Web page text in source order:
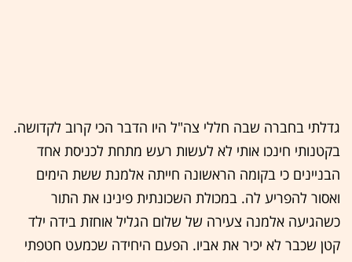
גדלתי בחברה שבה חללי צה"ל היו הדבר הכי קרוב לקדושה.
בקטנותי חינכו אותי לא לעשות רעש מתחת לכניסת אחד
הבניינים כי בקומה הראשונה חייתה אלמנת ששת הימים
ואסור להפריע לה. במכולת השכונתית פינינו את התור
כשהגיעה אלמנה צעירה של שלום הגליל אוחזת בידה ילד
קטן שכבר לא יכיר את אביו. הפעם היחידה שכמעט חטפתי